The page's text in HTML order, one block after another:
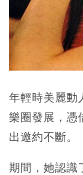
年輕時美麗動
樂圈發展，憑
出邀約不斷。
期間，她認識